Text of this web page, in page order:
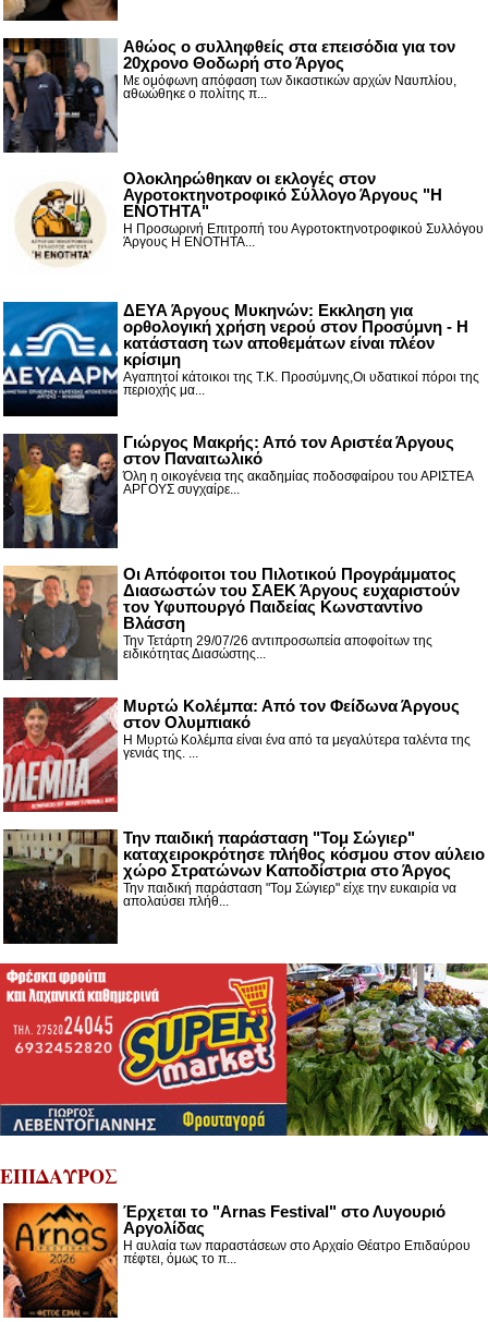
Αθώος ο συλληφθείς στα επεισόδια για τον
20χρονο Θοδωρή στο Άργος
Με ομόφωνη απόφαση των δικαστικών αρχών Ναυπλίου,
αθωώθηκε ο πολίτης π...
Ολοκληρώθηκαν οι εκλογές στον
Αγροτοκτηνοτροφικό Σύλλογο Άργους "Η
ΕΝΟΤΗΤΑ"
Η Προσωρινή Επιτροπή του Αγροτοκτηνοτροφικού Συλλόγου
Άργους Η ΕΝΟΤΗΤΑ...
ΔΕΥΑ Άργους Μυκηνών: Εκκληση για
ορθολογική χρήση νερού στον Προσύμνη - Η
κατάσταση των αποθεμάτων είναι πλέον
κρίσιμη
Αγαπητοί κάτοικοι της Τ.Κ. Προσύμνης,Οι υδατικοί πόροι της
περιοχής μα...
Γιώργος Μακρής: Από τον Αριστέα Άργους
στον Παναιτωλικό
Όλη η οικογένεια της ακαδημίας ποδοσφαίρου του ΑΡΙΣΤΕΑ
ΑΡΓΟΥΣ συγχαίρε...
Οι Απόφοιτοι του Πιλοτικού Προγράμματος
Διασωστών του ΣΑΕΚ Άργους ευχαριστούν
τον Υφυπουργό Παιδείας Κωνσταντίνο
Βλάσση
Την Τετάρτη 29/07/26 αντιπροσωπεία αποφοίτων της
ειδικότητας Διασώστης...
Μυρτώ Κολέμπα: Από τον Φείδωνα Άργους
στον Ολυμπιακό
Η Μυρτώ Κολέμπα είναι ένα από τα μεγαλύτερα ταλέντα της
γενιάς της. ...
Την παιδική παράσταση "Τομ Σώγιερ"
καταχειροκρότησε πλήθος κόσμου στον αύλειο
χώρο Στρατώνων Καποδίστρια στο Άργος
Την παιδική παράσταση "Τομ Σώγιερ" είχε την ευκαιρία να
απολαύσει πλήθ...
ΕΠΙΔΑΥΡΟΣ
Έρχεται το "Arnas Festival" στο Λυγουριό
Αργολίδας
Η αυλαία των παραστάσεων στο Αρχαίο Θέατρο Επιδαύρου
πέφτει, όμως το π...